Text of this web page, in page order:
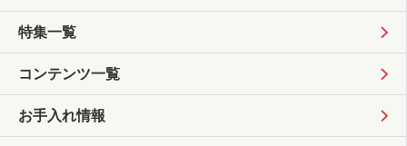
特集一覧
コンテンツ一覧
お手入れ情報